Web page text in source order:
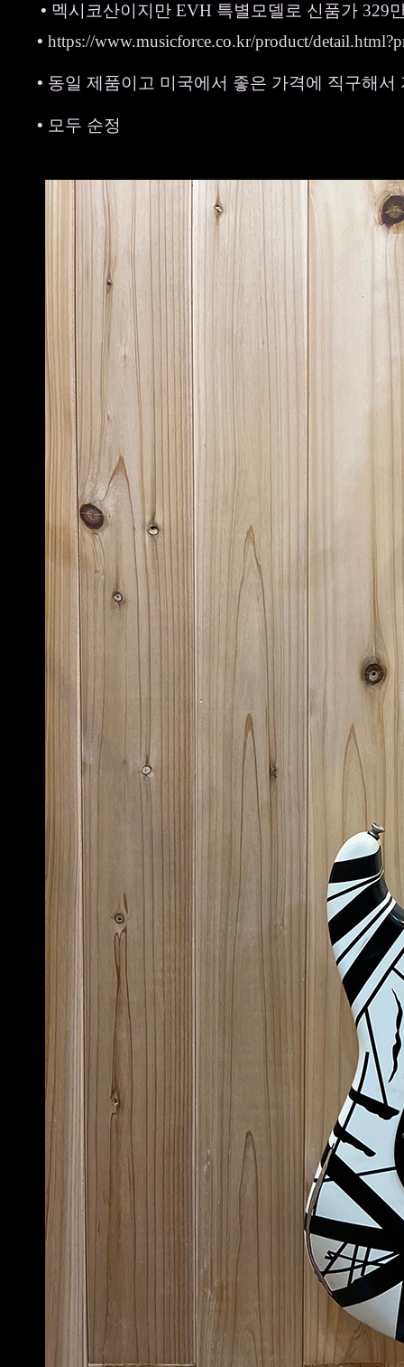
• 멕시코산이지만 EVH 특별모델로 신품가 329
• https://www.musicforce.co.kr/product/
• 동일 제품이고 미국에서 좋은 가격에 직구해서
• 모두 순정